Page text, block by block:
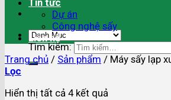
Tìm kiếm:
Dự án
Công nghệ sấy
Liên hệ
Trang chủ / Sản phẩm / Máy sấy lạp
Lọc
Hiển thị tất cả 4 kết quả